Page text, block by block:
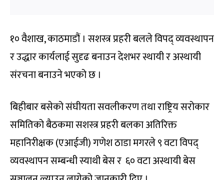
१० वैशाख, काठमाडौं । सशस्त्र प्रहरी बलले विपद् व्यवस्थापन
र उद्धार कार्यलाई सुदृढ बनाउन देशभर स्थायी र अस्थायी
संरचना बनाउने भएको छ ।
बिहीबार बसेको संघीयता सवलीकरण तथा राष्ट्रिय सरोकार
समितिको बैठकमा सशस्त्र प्रहरी बलका अतिरिक्त
महानिरीक्षक (एआईजी) गणेश ठाडा मगरले ९ वटा विपद्
व्यवस्थापन सम्बन्धी स्याथी बेस र ६० वटा अस्थायी बेस